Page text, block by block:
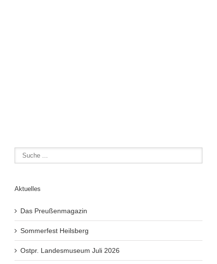
Aktuelles
Das Preußenmagazin
Sommerfest Heilsberg
Ostpr. Landesmuseum Juli 2026